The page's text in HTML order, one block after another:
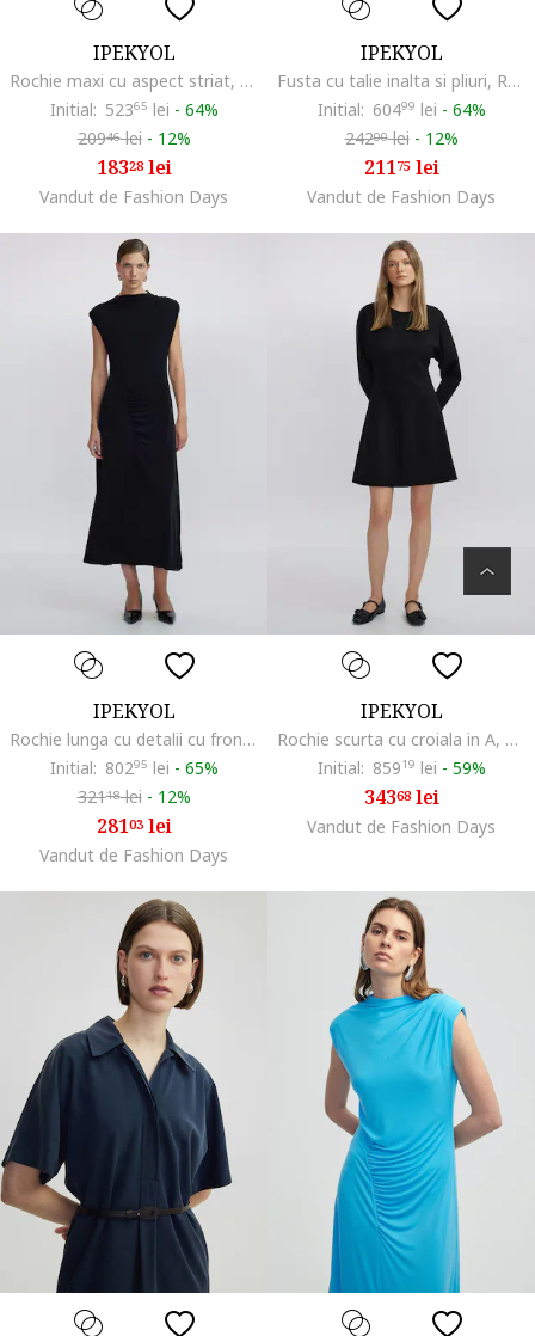
IPEKYOL
Rochie maxi cu aspect striat, Negru
Initial: 52365 lei - 64%
20946lei - 12%
18328lei
Vandut de Fashion Days
IPEKYOL
Fusta cu talie inalta si pliuri, Rosu vermillion
Initial: 60499 lei - 64%
24200lei - 12%
21175lei
Vandut de Fashion Days
IPEKYOL
Rochie lunga cu detalii cu fronseuri, Negru
Initial: 80295 lei - 65%
32118lei - 12%
28103lei
Vandut de Fashion Days
IPEKYOL
Rochie scurta cu croiala in A, Negru
Initial: 85919 lei - 59%
34368lei
Vandut de Fashion Days